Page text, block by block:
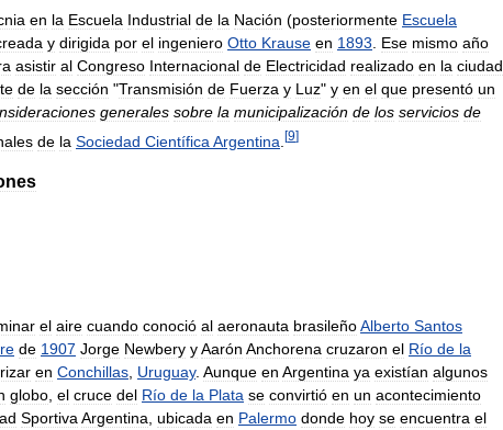
en la Escuela Industrial de la Nación (posteriormente Escuela
y dirigida por el ingeniero Otto Krause en 1893. Ese mismo año
asistir al Congreso Internacional de Electricidad realizado en la ciudad
de la sección "Transmisión de Fuerza y Luz" y en el que presentó un
generales sobre la municipalización de los servicios de
de la Sociedad Científica Argentina [9]
el aire cuando conoció al aeronauta brasileñoAlberto Santos
de 1907 Jorge Newbery yAarón Anchorena cruzaron el Río de la
en Conchillas Uruguay. Aunque en Argentina ya existían algunos
globo el cruce del Río de la Plata se convirtió en un acontecimiento
Sportiva Argentina ubicada en Palermo donde hoy se encuentra el